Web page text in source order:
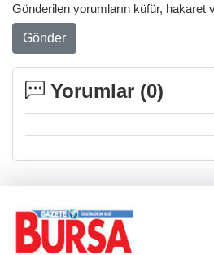
Gönderilen yorumların küfür, hakaret
Gönder
Yorumlar (0)